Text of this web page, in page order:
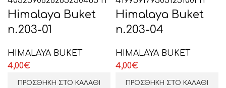
Himalaya Buket
n.203-01
HIMALAYA BUKET
4,00€
ΠΡΟΣΘΉΚΗ ΣΤΟ ΚΑΛΆΘΙ
Himalaya Buket
n.203-04
HIMALAYA BUKET
4,00€
ΠΡΟΣΘΉΚΗ ΣΤΟ ΚΑΛΆΘΙ